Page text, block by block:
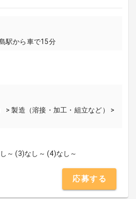
から車で15分
> 製造（溶接・加工・組立など） >
～ (3)なし～ (4)なし～
応募する